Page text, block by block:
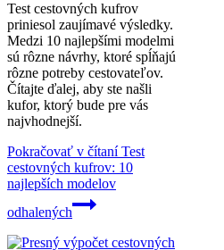
Test cestovných kufrov
priniesol zaujímavé výsledky.
Medzi 10 najlepšími modelmi
sú rôzne návrhy, ktoré spĺňajú
rôzne potreby cestovateľov.
Čítajte ďalej, aby ste našli
kufor, ktorý bude pre vás
najvhodnejší.
Pokračovať v čítaníTest
cestovných kufrov: 10
najlepších modelov
odhalených